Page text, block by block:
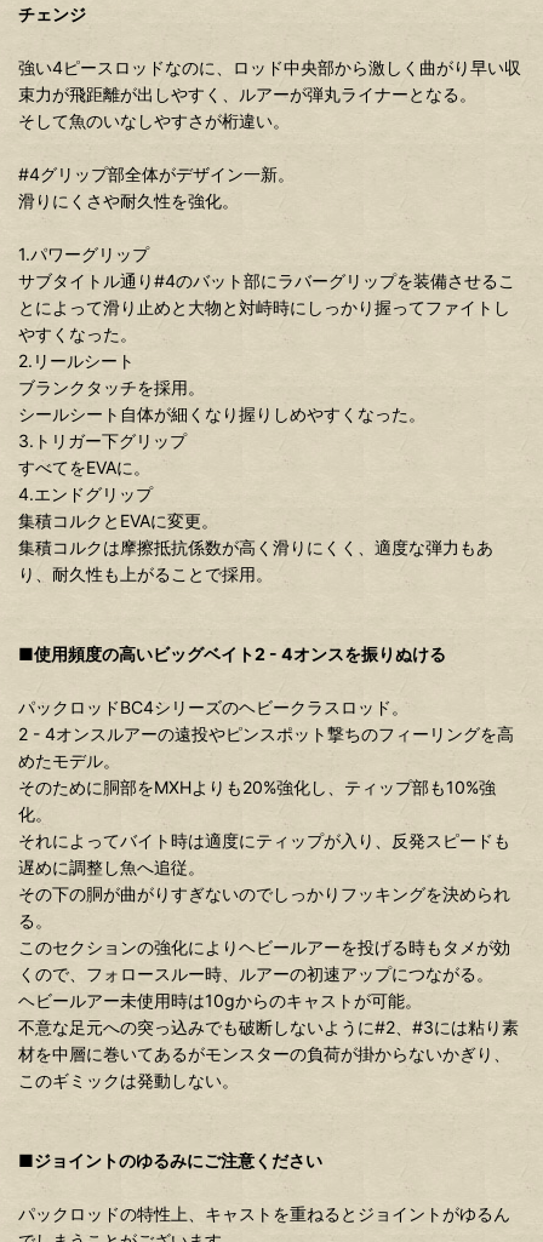
チェンジ
強い4ピースロッドなのに、ロッド中央部から激しく曲がり早い収
束力が飛距離が出しやすく、ルアーが弾丸ライナーとなる。
そして魚のいなしやすさが桁違い。
#4グリップ部全体がデザイン一新。
滑りにくさや耐久性を強化。
1.パワーグリップ
サブタイトル通り#4のバット部にラバーグリップを装備させるこ
とによって滑り止めと大物と対峙時にしっかり握ってファイトし
やすくなった。
2.リールシート
ブランクタッチを採用。
シールシート自体が細くなり握りしめやすくなった。
3.トリガー下グリップ
すべてをEVAに。
4.エンドグリップ
集積コルクとEVAに変更。
集積コルクは摩擦抵抗係数が高く滑りにくく、適度な弾力もあ
り、耐久性も上がることで採用。
■使用頻度の高いビッグベイト2 - 4オンスを振りぬける
パックロッドBC4シリーズのヘビークラスロッド。
2 - 4オンスルアーの遠投やピンスポット撃ちのフィーリングを高
めたモデル。
そのために胴部をMXHよりも20%強化し、ティップ部も10%強
化。
それによってバイト時は適度にティップが入り、反発スピードも
遅めに調整し魚へ追従。
その下の胴が曲がりすぎないのでしっかりフッキングを決められ
る。
このセクションの強化によりヘビールアーを投げる時もタメが効
くので、フォロースルー時、ルアーの初速アップにつながる。
ヘビールアー未使用時は10gからのキャストが可能。
不意な足元への突っ込みでも破断しないように#2、#3には粘り素
材を中層に巻いてあるがモンスターの負荷が掛からないかぎり、
このギミックは発動しない。
■ジョイントのゆるみにご注意ください
パックロッドの特性上、キャストを重ねるとジョイントがゆるん